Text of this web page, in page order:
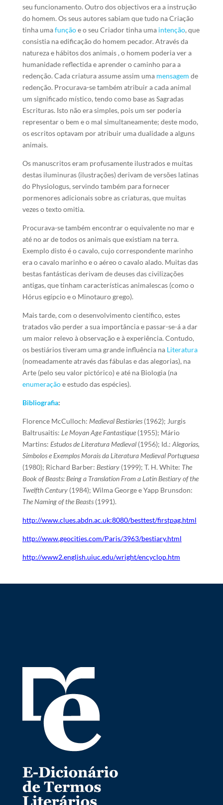
seu funcionamento. Outro dos objectivos era a instrução
do homem. Os seus autores sabiam que tudo na Criação
tinha umafunçãoe o seu Criador tinha uma intenção, que
consistia na edificação do homem pecador. Através da
natureza e hábitos dos animais , o homem poderia ver a
humanidade reflectida e aprender o caminho para a
redenção. Cada criatura assume assim uma mensagem de
redenção. Procurava-se também atribuir a cada animal
um significado místico, tendo como base as Sagradas
Escrituras. Isto não era simples, pois um ser poderia
representar o bem e o mal simultaneamente; deste modo,
os escritos optavam por atribuir uma dualidade a alguns
animais.
Os manuscritos eram profusamente ilustrados e muitas
destas iluminuras (ilustrações) derivam de versões latinas
do Physiologus, servindo também para fornecer
pormenores adicionais sobre as criaturas, que muitas
vezes o texto omitia.
Procurava-se também encontrar o equivalente no mar e
até no ar de todos os animais que existiam na terra.
Exemplo disto é o cavalo, cujo correspondente marinho
era o cavalo marinho e o aéreo o cavalo alado. Muitas das
bestas fantásticas derivam de deuses das civilizações
antigas, que tinham características animalescas (como o
Hórus egípcio e o Minotauro grego).
Mais tarde, com o desenvolvimento científico, estes
tratados vão perder a sua importância e passar-se-á a dar
um maior relevo à observação e à experiência. Contudo,
os bestiários tiveram uma grande influência na Literatura
(nomeadamente através das fábulas e das alegorias), na
Arte (pelo seu valor pictórico) e até na Biologia (na
enumeraçãoe estudo das espécies).
Bibliografia:
Florence McCulloch: Medieval Bestiaries(1962); Jurgis
Baltrusaitis: Le Moyan Age Fantastique(1955); Mário
Martins: Estudos de Literatura Medieval(1956); Id.: Alegorias,
Símbolos e Exemplos Morais da Literatura Medieval Portuguesa
(1980); Richard Barber: Bestiary(1999); T. H. White: The
Book of Beasts: Being a Translation From a Latin Bestiary of the
Twelfth Century(1984); Wilma George e Yapp Brunsdon:
The Naming of the Beasts (1991).
http://www.clues.abdn.ac.uk:8080/besttest/firstpag.html
http://www.geocities.com/Paris/3963/bestiary.html
http://www2.english.uiuc.edu/wright/encyclop.htm